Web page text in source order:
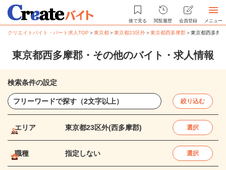
後で見る 閲覧履歴 会員登録 メニュー
クリエイトバイト・パート求人TOP ＞東京都＞東京都23区外＞東京都西多摩郡＞東京都西多摩
東京都西多摩郡・その他のバイト・求人情報
検索条件の設定
絞り込む
エリア 東京都23区外(西多摩郡) 選択
職種 指定しない 選択